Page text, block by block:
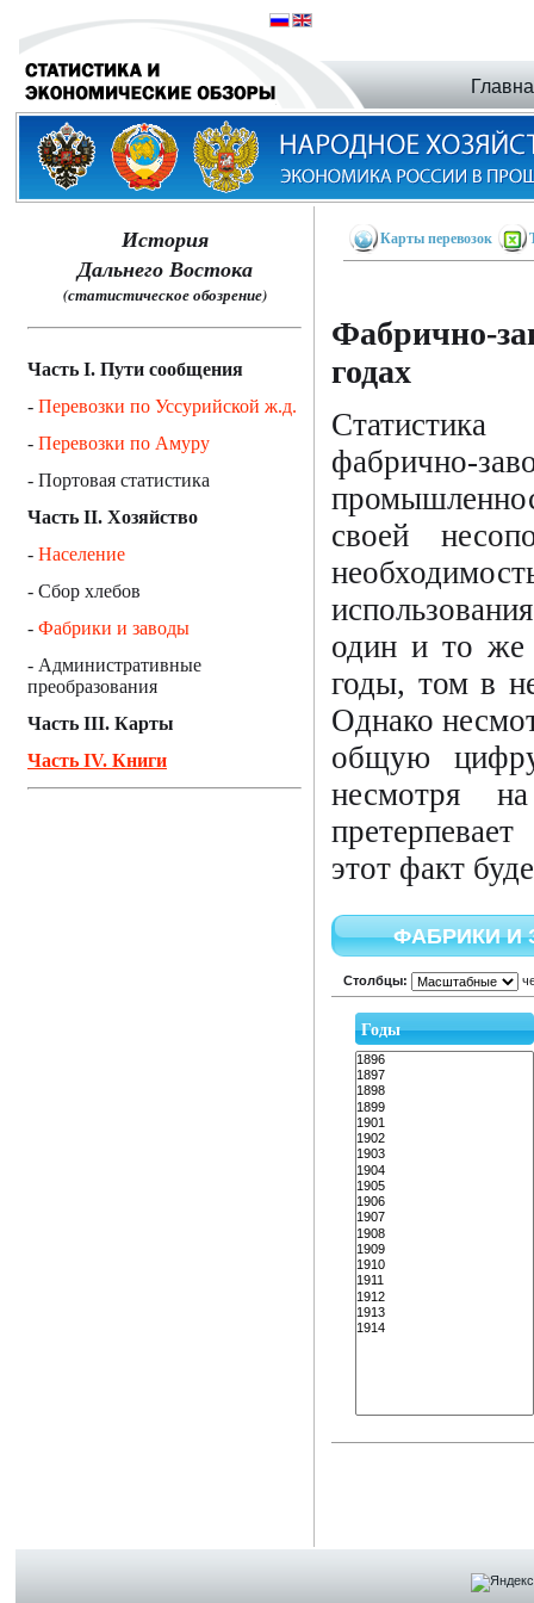
История
Дальнего Востока
(статистическое обозрение)
Часть I. Пути сообщения
- Перевозки по Уссурийской ж.д.
- Перевозки по Амуру
- Портовая статистика
Часть II. Хозяйство
- Население
- Сбор хлебов
- Фабрики и заводы
- Административные
преобразования
Часть III. Карты
Часть IV. Книги
Карты перевозок
Фабрично-
годах
фабрично-
своей
один и то же
годы, том в
Однако
общую
несмотря
этот факт
ФАБРИКИ И
Столбцы:
Годы